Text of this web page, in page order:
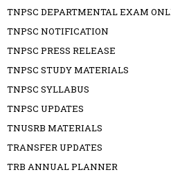
TNPSC DEPARTMENTAL EXAM
TNPSC NOTIFICATION
TNPSC PRESS RELEASE
TNPSC STUDY MATERIALS
TNPSC SYLLABUS
TNPSC UPDATES
TNUSRB MATERIALS
TRANSFER UPDATES
TRB ANNUAL PLANNER